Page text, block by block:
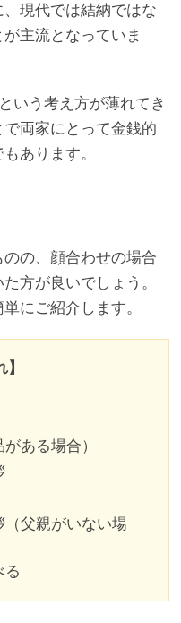
現代では結納ではな
主流となっていま
いう考え方が薄れてき
両家にとって金銭的
あります。
の、顔合わせの場合
方が良いでしょう。
にご紹介します。
ある場合）
（父親がいない場
る